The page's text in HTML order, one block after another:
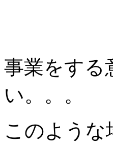
事業をする
い。。。
このような